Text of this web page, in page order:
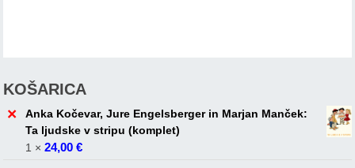
KOŠARICA
×
Anka Kočevar, Jure Engelsberger in Marjan Manček:
Ta ljudske v stripu (komplet)
1 ×24,00€